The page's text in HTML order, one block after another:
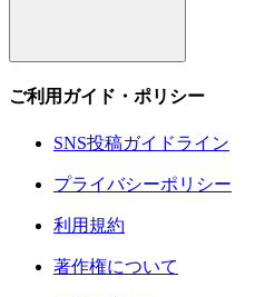
ご利用ガイド・ポリシー
SNS投稿ガイドライン
プライバシーポリシー
利用規約
著作権について